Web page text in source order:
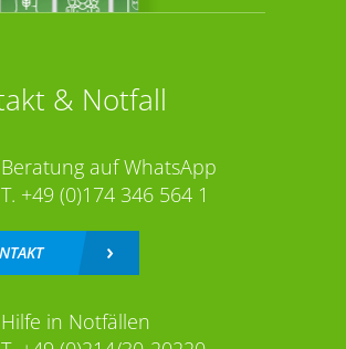
& Notfall
Beratung auf WhatsApp
T. +49 (0)174 346 564 1
Hilfe in Notfällen